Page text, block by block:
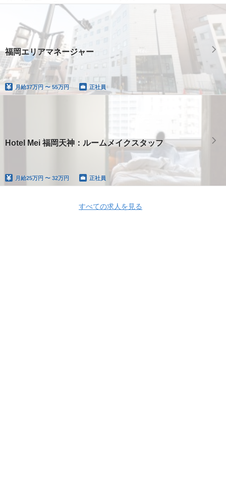
福岡エリアマネージャー
月給37万円 〜 55万円 正社員
Hotel Mei 福岡天神：ルームメイクスタッフ
月給25万円 〜 32万円 正社員
すべての求人を見る